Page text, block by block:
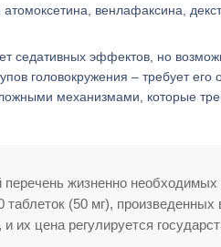
атомоксетина, венлафаксина,
седативных эффектов, но
головокружения – требует
механизмами, которые
жизненно
(50 мг), произведенных
их цена регулируется